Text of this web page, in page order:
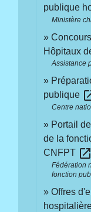
publique
Ministère
Hôpitaux
Assistance
publique
Centre
Portail
de la
CNFPT open_in_new
Fédération
fonction
Offres